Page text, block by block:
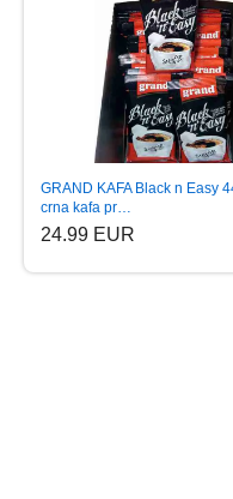
GRAND KAFA Black n Easy
crna kafa pr…
24.99 EUR